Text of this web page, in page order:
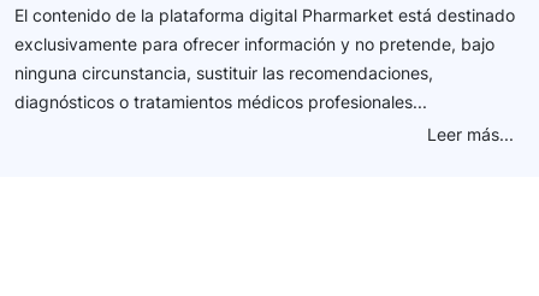
El contenido de la plataforma digital Pharmarket está destinado
exclusivamente para ofrecer información y no pretende, bajo
ninguna circunstancia, sustituir las recomendaciones,
diagnósticos o tratamientos médicos profesionales...
Leer más...